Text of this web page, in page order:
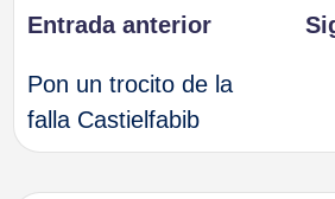
Navegación
de
entradas
Entrada anterior
Pon un trocito de la
falla Castielfabib